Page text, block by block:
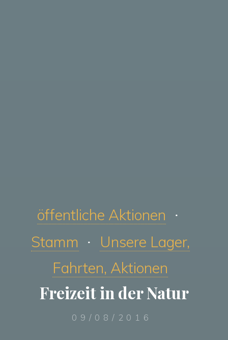
öffentliche Aktionen
Stamm
Unsere Lager,
Fahrten, Aktionen
Freizeit in der Natur
09/08/2016